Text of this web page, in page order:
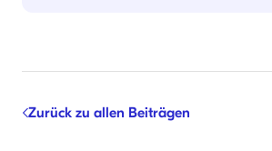
Zurück zu allen Beiträgen